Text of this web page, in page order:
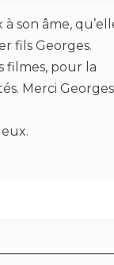
son âme,
fils Georges.
filmes, pour la
Merci Georges